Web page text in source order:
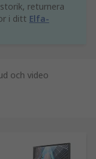
returnera
i ditt Elfa-
och video